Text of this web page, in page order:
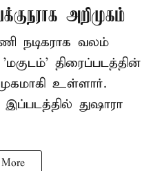
அறிமுகம்
நடிகராக வலம்
திரைப்படத்தின்
உள்ளார்.
துஷாரா